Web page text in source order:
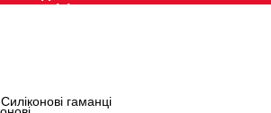
Силіконові гаманці